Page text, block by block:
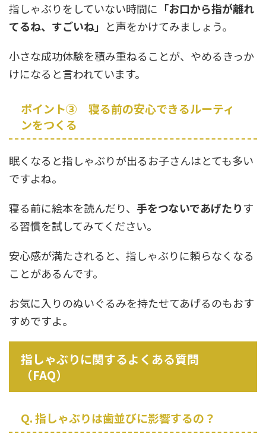
指しゃぶりをしていない時間に 「お口から指が離れ
てるね、すごいね」 と声をかけてみましょう。
小さな成功体験を積み重ねることが、やめるきっか
けになると言われています。
ポイント③ 寝る前の安心できるルーティ
ンをつくる
眠くなると指しゃぶりが出るお子さんはとても多い
ですよね。
寝る前に絵本を読んだり、 手をつないであげたりす
る習慣を試してみてください。
安心感が満たされると、指しゃぶりに頼らなくなる
ことがあるんです。
お気に入りのぬいぐるみを持たせてあげるのもおす
すめですよ。
指しゃぶりに関するよくある質問
（FAQ）
Q. 指しゃぶりは歯並びに影響するの？